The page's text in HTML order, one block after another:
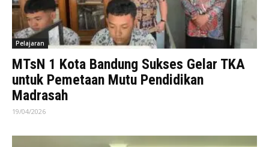
Pelajaran
MTsN 1 Kota Bandung Sukses Gelar TKA
untuk Pemetaan Mutu Pendidikan
Madrasah
19/04/2026